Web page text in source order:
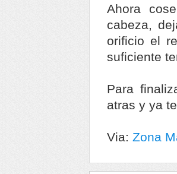
Ahora
cabeza,
orificio el
suficiente
Para
atras y ya
Via: Zona